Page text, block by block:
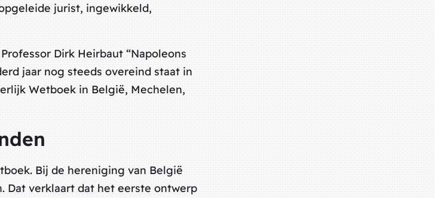
jurist, ingewikkeld,
Dirk Heirbaut “Napoleons
jaar nog steeds overeind staat in
Wetboek in België, Mechelen,
Bij de hereniging van België
Dat verklaart dat het eerste ontwerp